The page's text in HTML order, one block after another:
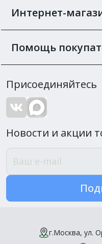
Интернет-
Помощь
Присоединяйтесь
Новости и акции
г.Москва, ул.